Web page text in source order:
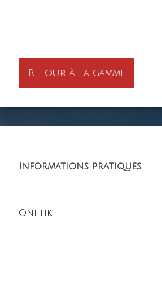
Retour à la gamme
Informations pratiques
Onetik